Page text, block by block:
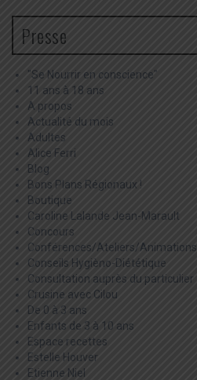
Presse
"Se Nourrir en conscience"
11 ans à 18 ans
A propos
Actualité du mois
Adultes
Alice Ferri
Blog
Bons Plans Régionaux !
Boutique
Caroline Lalande Jean-Marault
Concours
Conférences/Ateliers/Animations
Conseils Hygièno-Diététique
Consultation auprès du particulier
Crusine avec Cilou
De 0 à 3 ans
Enfants de 3 à 10 ans
Espace recettes
Estelle Houver
Etienne Niel